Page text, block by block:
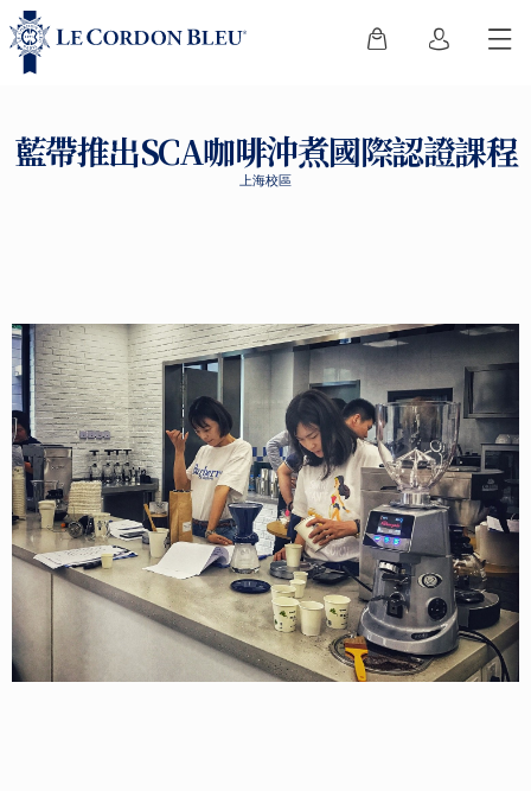
藍帶推出SCA咖啡沖煮國際認證課程
上海校區